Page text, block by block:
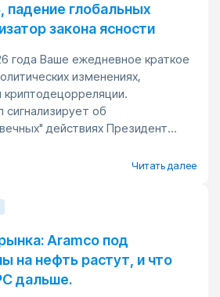
падение глобальных
закона ясности
года Ваше ежедневное краткое
изменениях,
сигнализирует об
действиях Президент...
Читать далее
Aramco под
на нефть растут, и что
дальше.